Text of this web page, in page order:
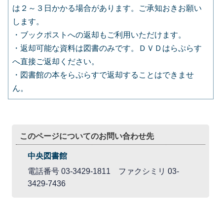
は２～３日かかる場合があります。ご承知おきお願い
します。
・ブックポストへの返却もご利用いただけます。
・返却可能な資料は図書のみです。ＤＶＤはらぷらす
へ直接ご返却ください。
・図書館の本をらぷらすで返却することはできませ
ん。
このページについてのお問い合わせ先
中央図書館
電話番号 03-3429-1811 ファクシミリ 03-
3429-7436